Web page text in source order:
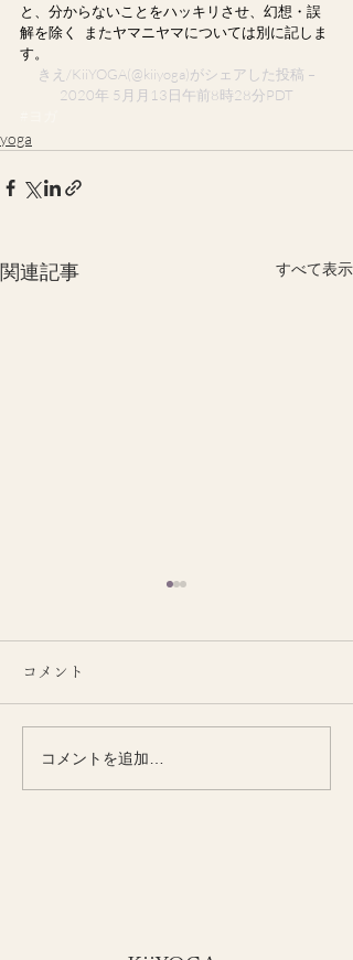
と、分からないことをハッキリさせ、幻想・誤
解を除く﻿ ﻿ またヤマニヤマについては別に記しま
す。﻿
きえ/KiiYOGA(@kiiyoga)がシェアした投稿 –
2020年 5月月13日午前8時28分PDT
yoga
関連記事 すべて表示
季節とともに整える
コメント
コメントを追加…